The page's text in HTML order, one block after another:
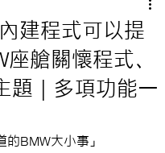
建程式可以提
艙關懷程式、
題 | 多項功能一
的BMW大小事」